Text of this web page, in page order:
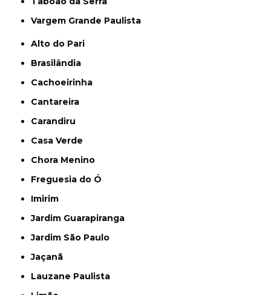
Vargem Grande Paulista
Alto do Pari
Brasilândia
Cachoeirinha
Cantareira
Carandiru
Casa Verde
Chora Menino
Freguesia do Ó
Imirim
Jardim Guarapiranga
Jardim São Paulo
Jaçanã
Lauzane Paulista